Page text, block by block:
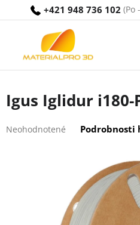
+421 948 736 102
Igus Iglidur i180-
hodnotenie
Neohodnotené Podrobnosti